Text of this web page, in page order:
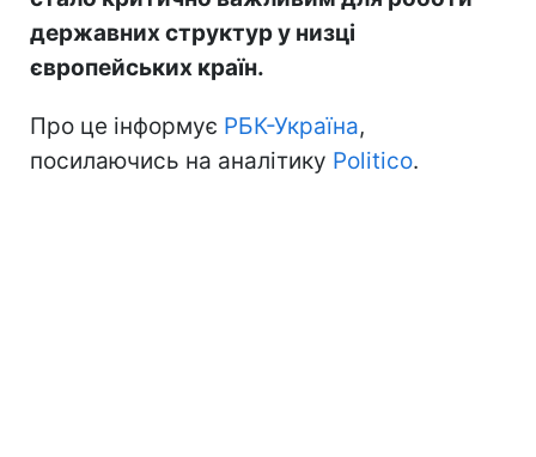
державних структур у низці
європейських країн.
Про це інформує РБК-Україна,
посилаючись на аналітику Politico.